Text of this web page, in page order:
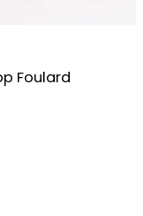
Foulard